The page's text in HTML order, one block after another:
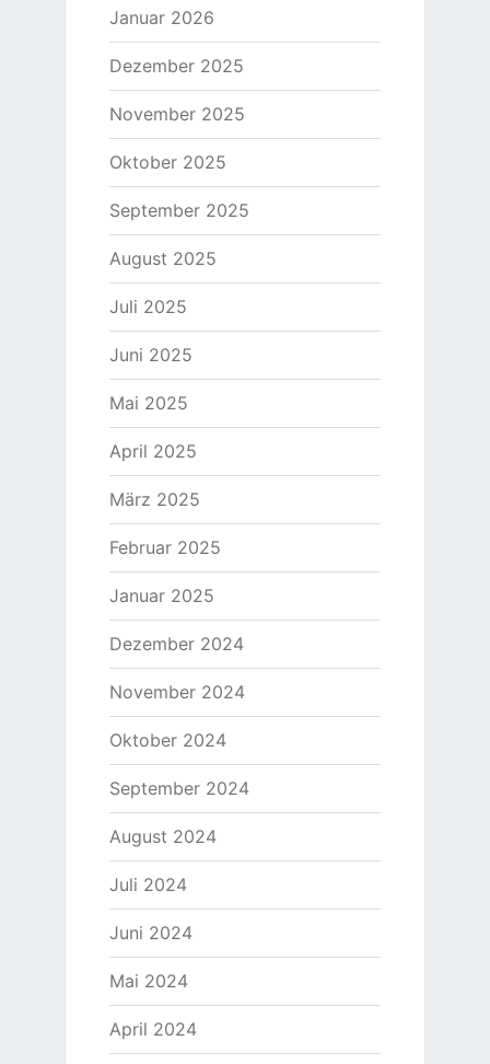
Januar 2026
Dezember 2025
November 2025
Oktober 2025
September 2025
August 2025
Juli 2025
Juni 2025
Mai 2025
April 2025
März 2025
Februar 2025
Januar 2025
Dezember 2024
November 2024
Oktober 2024
September 2024
August 2024
Juli 2024
Juni 2024
Mai 2024
April 2024